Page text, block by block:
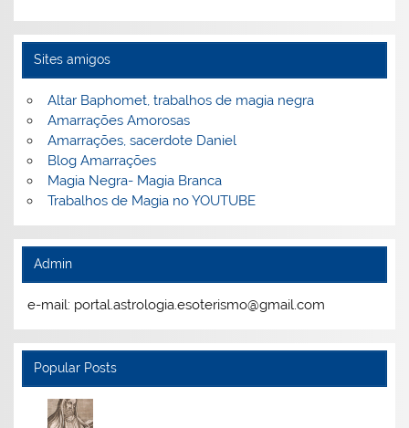
Sites amigos
Altar Baphomet, trabalhos de magia negra
Amarrações Amorosas
Amarrações, sacerdote Daniel
Blog Amarrações
Magia Negra- Magia Branca
Trabalhos de Magia no YOUTUBE
Admin
e-mail: portal.astrologia.esoterismo@gmail.com
Popular Posts